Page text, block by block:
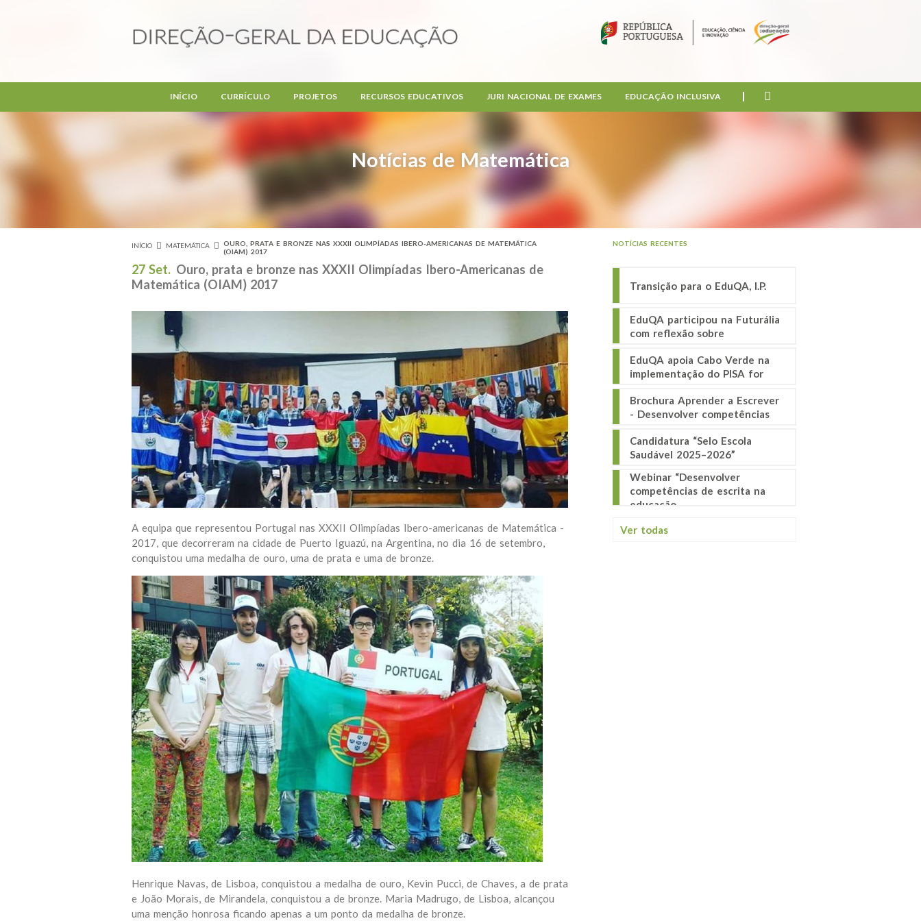
Notícias de Matemática
INÍCIO CURRÍCULO PROJETOS RECURSOS EDUCATIVOS JURI NACIONAL DE EXAMES EDUCAÇÃO INCLUSIVA
Está aqui
INÍCIO MATEMÁTICA
OURO, PRATA E BRONZE NAS XXXII OLIMPÍADAS IBERO-AMERICANAS DE MATEMÁTICA
(OIAM) 2017
27 Set. Ouro, prata e bronze nas XXXII Olimpíadas Ibero-Americanas de
Matemática (OIAM) 2017
A equipa que representou Portugal nas XXXII Olimpíadas Ibero-americanas de Matemática -
2017, que decorreram na cidade de Puerto Iguazú, na Argentina, no dia 16 de setembro,
conquistou uma medalha de ouro, uma de prata e uma de bronze.
Henrique Navas, de Lisboa, conquistou a medalha de ouro, Kevin Pucci, de Chaves, a de prata
e João Morais, de Mirandela, conquistou a de bronze. Maria Madrugo, de Lisboa, alcançou
uma menção honrosa ficando apenas a um ponto da medalha de bronze.
NOTÍCIAS RECENTES
Transição para o EduQA, I.P.
EduQA participou na Futurália
com reflexão sobre
EduQA apoia Cabo Verde na
implementação do PISA for
Brochura Aprender a Escrever
- Desenvolver competências
Candidatura “Selo Escola
Saudável 2025–2026”
Webinar “Desenvolver
competências de escrita na
educação
Ver todas